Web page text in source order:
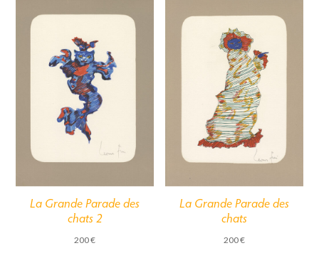
La Grande Parade des
chats 2
200€
La Grande Parade des
chats
200€